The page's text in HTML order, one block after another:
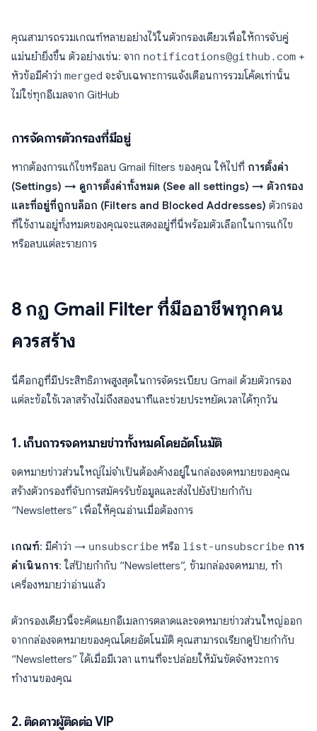
คุณสามารถรวมเกณฑ์หลายอย่างไว้ในตัวกรองเดียวเพื่อให้การจับคู่
แม่นยำยิ่งขึ้น ตัวอย่างเช่น: จาก notifications@github.com +
หัวข้อมีคำว่า merged จะจับเฉพาะการแจ้งเตือนการรวมโค้ดเท่านั้น
ไม่ใช่ทุกอีเมลจาก GitHub
การจัดการตัวกรองที่มีอยู่
หากต้องการแก้ไขหรือลบ Gmail filters ของคุณ ให้ไปที่ การตั้งค่า
(Settings) → ดูการตั้งค่าทั้งหมด (See all settings) → ตัวกรอง
และที่อยู่ที่ถูกบล็อก (Filters and Blocked Addresses) ตัวกรอง
ที่ใช้งานอยู่ทั้งหมดของคุณจะแสดงอยู่ที่นี่พร้อมตัวเลือกในการแก้ไข
หรือลบแต่ละรายการ
8 กฎ Gmail Filter ที่มืออาชีพทุกคน
ควรสร้าง
นี่คือกฎที่มีประสิทธิภาพสูงสุดในการจัดระเบียบ Gmail ด้วยตัวกรอง
แต่ละข้อใช้เวลาสร้างไม่ถึงสองนาทีและช่วยประหยัดเวลาได้ทุกวัน
1. เก็บถาวรจดหมายข่าวทั้งหมดโดยอัตโนมัติ
จดหมายข่าวส่วนใหญ่ไม่จำเป็นต้องค้างอยู่ในกล่องจดหมายของคุณ
สร้างตัวกรองที่จับการสมัครรับข้อมูลและส่งไปยังป้ายกำกับ
“Newsletters” เพื่อให้คุณอ่านเมื่อต้องการ
เกณฑ์: มีคำว่า → unsubscribe หรือ list-unsubscribe การ
ดำเนินการ: ใส่ป้ายกำกับ “Newsletters”, ข้ามกล่องจดหมาย, ทำ
เครื่องหมายว่าอ่านแล้ว
ตัวกรองเดียวนี้จะคัดแยกอีเมลการตลาดและจดหมายข่าวส่วนใหญ่ออก
จากกล่องจดหมายของคุณโดยอัตโนมัติ คุณสามารถเรียกดูป้ายกำกับ
“Newsletters” ได้เมื่อมีเวลา แทนที่จะปล่อยให้มันขัดจังหวะการ
ทำงานของคุณ
2. ติดดาวผู้ติดต่อ VIP